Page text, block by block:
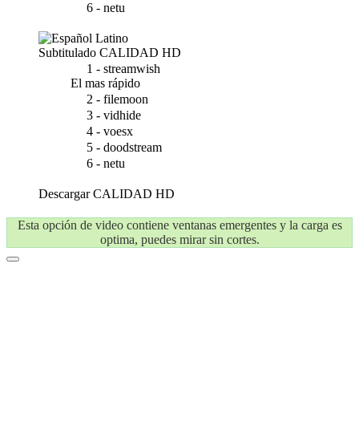
6 - netu
Subtitulado CALIDAD HD
1 - streamwish
El mas rápido
2 - filemoon
3 - vidhide
4 - voesx
5 - doodstream
6 - netu
DescargarCALIDAD HD
Esta opción de video contiene ventanas emergentes y la carga es
optima, puedes mirar sin cortes.